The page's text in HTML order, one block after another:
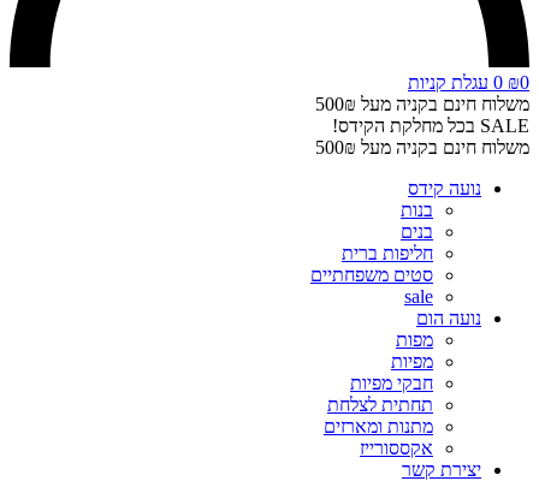
₪0
0 עגלת קניות
משלוח חינם בקניה מעל 500₪
SALE בכל מחלקת הקידס!
משלוח חינם בקניה מעל 500₪
נועה קידס
בנות
בנים
חליפות ברית
סטים משפחתיים
sale
נועה הום
מפות
מפיות
חבקי מפיות
תחתית לצלחת
מתנות ומארזים
אקססורייז
יצירת קשר